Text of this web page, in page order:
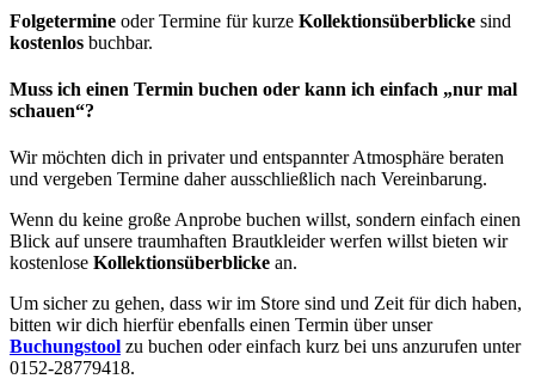
Folgetermine oder Termine für kurze Kollektionsüberblicke sind
kostenlos buchbar.
Muss ich einen Termin buchen oder kann ich einfach „nur mal
schauen“?
Wir möchten dich in privater und entspannter Atmosphäre beraten
und vergeben Termine daher ausschließlich nach Vereinbarung.
Wenn du keine große Anprobe buchen willst, sondern einfach einen
Blick auf unsere traumhaften Brautkleider werfen willst bieten wir
kostenlose Kollektionsüberblicke an.
Um sicher zu gehen, dass wir im Store sind und Zeit für dich haben,
bitten wir dich hierfür ebenfalls einen Termin über unser
Buchungstool zu buchen oder einfach kurz bei uns anzurufen unter
0152-28779418.